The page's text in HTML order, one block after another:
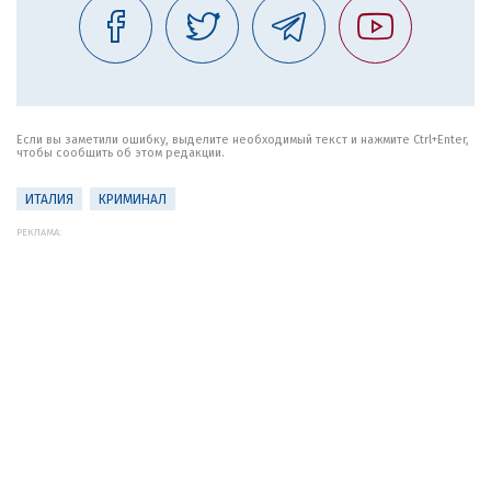
Если вы заметили ошибку, выделите необходимый текст и нажмите Ctrl+Enter,
чтобы сообщить об этом редакции.
ИТАЛИЯ КРИМИНАЛ
РЕКЛАМА: